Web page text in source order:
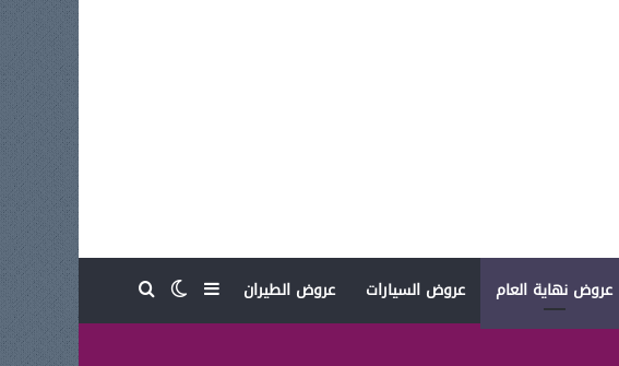
عروض نهاية العام عروض السيارات عروض الطيران إضافة عمود جانبي
الوضع المظلم
بحث عن